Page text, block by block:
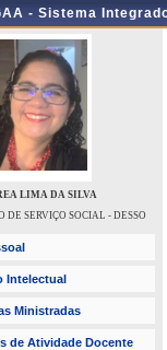
- Sistema
LIMA DA SILVA
DE SERVIÇO SOCIAL - DESSO
Intelectual
Ministradas
de Atividade Docente